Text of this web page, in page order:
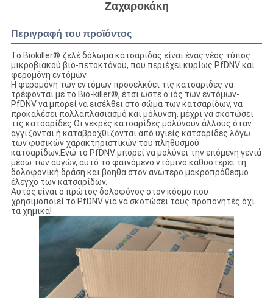
Ζαχαροκάκη
Περιγραφή του προϊόντος
Το Biokiller® ζελέ δόλωμα κατσαρίδας είναι ένας νέος τύπος
μικροβιακού βιο-πετοκτόνου, που περιέχει κυρίως PfDNV και
φερομόνη εντόμων.
Η φερομόνη των εντόμων προσελκύει τις κατσαρίδες να
τρέφονται με το Bio-killer®, έτσι ώστε ο ιός των εντόμων-
PfDNV να μπορεί να εισέλθει στο σώμα των κατσαρίδων, να
προκαλέσει πολλαπλασιασμό και μόλυνση, μέχρι να σκοτώσει
τις κατσαρίδες.Οι νεκρές κατσαρίδες μολύνουν άλλους όταν
αγγίζονται ή καταβροχθίζονται από υγιείς κατσαρίδες λόγω
των φυσικών χαρακτηριστικών του πληθυσμού
κατσαρίδων.Ενώ το PfDNV μπορεί να μολύνει την επόμενη γενιά
μέσω των αυγών, αυτό το φαινόμενο ντόμινο καθυστερεί τη
δολοφονική δράση και βοηθά στον ανώτερο μακροπρόθεσμο
έλεγχο των κατσαρίδων.
Αυτός είναι ο πρώτος δολοφόνος στον κόσμο που
χρησιμοποιεί το PfDNV για να σκοτώσει τους προπονητές όχι
τα χημικά!